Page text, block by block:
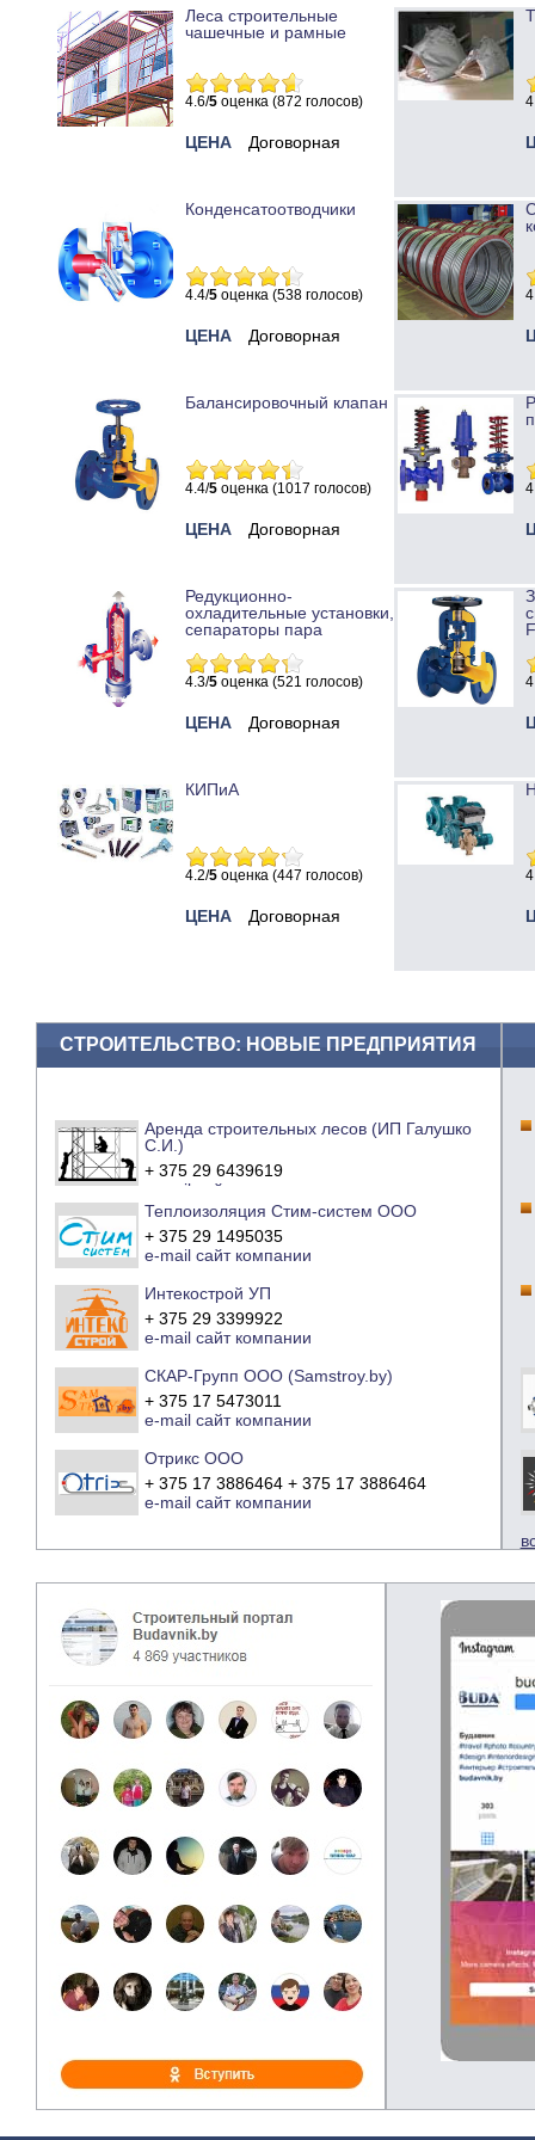
Леса строительные
чашечные и рамные
4.6/5 оценка (872 голосов)
ЦЕНА Договорная
Конденсатоотводчики
4.4/5 оценка (538 голосов)
ЦЕНА Договорная
Балансировочный клапан
4.4/5 оценка (1017 голосов)
ЦЕНА Договорная
Редукционно-
охладительные установки,
сепараторы пара
4.3/5 оценка (521 голосов)
ЦЕНА Договорная
КИПиА
4.2/5 оценка (447 голосов)
ЦЕНА Договорная
СТРОИТЕЛЬСТВО: НОВЫЕ ПРЕДПРИЯТИЯ
Аренда строительных лесов (ИП Галушко
С.И.)
+ 375 29 6439619
e-mail
сайт компании
Теплоизоляция Стим-систем ООО
+ 375 29 1495035
e-mail сайт компании
Интекострой УП
+ 375 29 3399922
e-mail сайт компании
СКАР-Групп ООО (Samstroy.by)
+ 375 17 5473011
e-mail сайт компании
Отрикс ООО
+ 375 17 3886464 + 375 17 3886464
e-mail сайт компании